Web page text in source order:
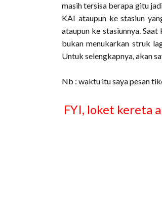
masih tersisa berapa gitu
KAI ataupun ke stasiun
ataupun ke stasiunnya.
bukan menukarkan struk
Untuk selengkapnya, akan
Nb : waktu itu saya pesan
FYI, loket kereta